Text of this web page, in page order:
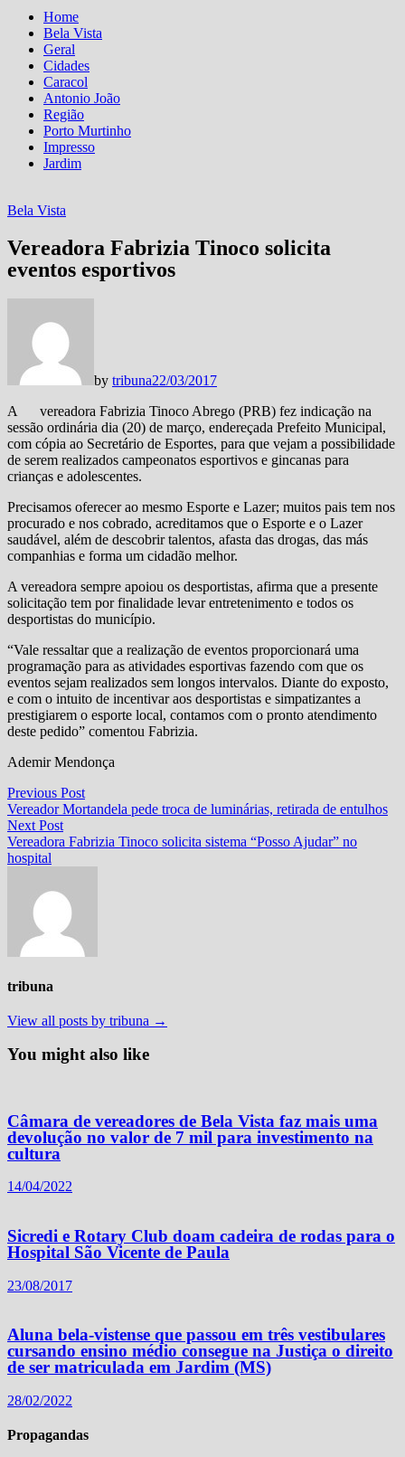
Home
Bela Vista
Geral
Cidades
Caracol
Antonio João
Região
Porto Murtinho
Impresso
Jardim
Bela Vista
Vereadora Fabrizia Tinoco solicita
eventos esportivos
by tribuna22/03/2017
A vereadora Fabrizia Tinoco Abrego (PRB) fez indicação na
sessão ordinária dia (20) de março, endereçada Prefeito Municipal,
com cópia ao Secretário de Esportes, para que vejam a possibilidade
de serem realizados campeonatos esportivos e gincanas para
crianças e adolescentes.
Precisamos oferecer ao mesmo Esporte e Lazer; muitos pais tem nos
procurado e nos cobrado, acreditamos que o Esporte e o Lazer
saudável, além de descobrir talentos, afasta das drogas, das más
companhias e forma um cidadão melhor.
A vereadora sempre apoiou os desportistas, afirma que a presente
solicitação tem por finalidade levar entretenimento e todos os
desportistas do município.
“Vale ressaltar que a realização de eventos proporcionará uma
programação para as atividades esportivas fazendo com que os
eventos sejam realizados sem longos intervalos. Diante do exposto,
e com o intuito de incentivar aos desportistas e simpatizantes a
prestigiarem o esporte local, contamos com o pronto atendimento
deste pedido” comentou Fabrizia.
Ademir Mendonça
Navegação
de
Post
Previous PostPrevious
post:
Vereador Mortandela pede troca de luminárias, retirada de entulhos
Next PostNext
post:
Vereadora Fabrizia Tinoco solicita sistema “Posso Ajudar” no
hospital
tribuna
View all posts by tribuna →
You might also like
Câmara de vereadores de Bela Vista faz mais uma
devolução no valor de 7 mil para investimento na
cultura
14/04/2022
Sicredi e Rotary Club doam cadeira de rodas para o
Hospital São Vicente de Paula
23/08/2017
Aluna bela-vistense que passou em três vestibulares
cursando ensino médio consegue na Justiça o direito
de ser matriculada em Jardim (MS)
28/02/2022
Propagandas